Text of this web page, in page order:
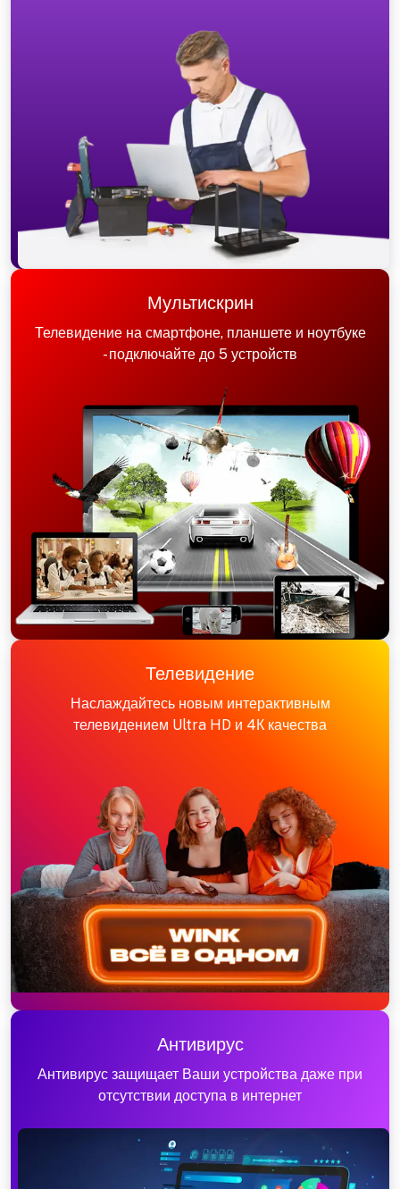
Мультискрин
Телевидение на смартфоне, планшете и ноутбуке
- подключайте до 5 устройств
Телевидение
Наслаждайтесь новым интерактивным
телевидением Ultra HD и 4К качества
Антивирус
Антивирус защищает Ваши устройства даже при
отсутствии доступа в интернет